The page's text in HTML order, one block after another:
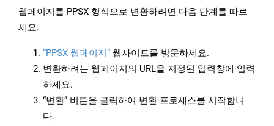
웹페이지를 PPSX 형식으로 변환하려면 다음 단계를 따르
세요.
“PPSX 웹페이지” 웹사이트를 방문하세요.
변환하려는 웹페이지의 URL을 지정된 입력창에 입력
하세요.
“변환” 버튼을 클릭하여 변환 프로세스를 시작합니
다.